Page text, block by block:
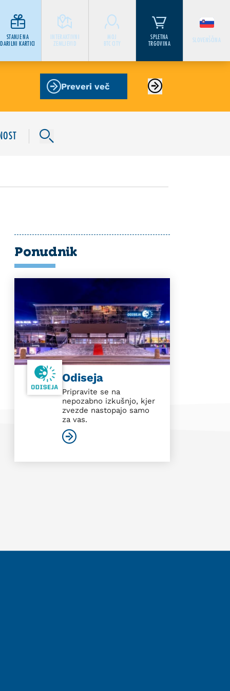
STANJE NA
DARILNI KARTICI
INTERAKTIVNI
ZEMLJEVID
MOJ
BTC CITY
SPLETNA
TRGOVINA
SLOVENŠČINA
Preveri več
Ponudnik
Odiseja
Pripravite se na
nepozabno izkušnjo, kjer
zvezde nastopajo samo
za vas.